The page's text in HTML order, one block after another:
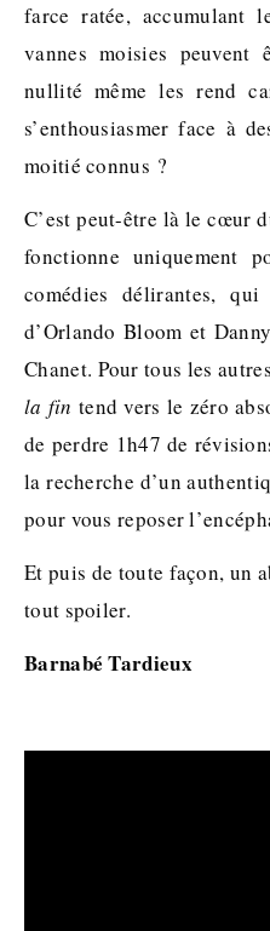
farce ratée, accumulant
vannes moisies peuvent
nullité même les rend
s’enthousiasmer face à
moitié connus ?
C’est peut-être là le cœur
fonctionne uniquement
comédies délirantes,
d’Orlando Bloom et
Chanet. Pour tous les
la fin tend vers le zéro
de perdre 1h47 de
la recherche d’un
pour vous reposer
Et puis de toute façon, un
tout spoiler.
Barnabé Tardieux